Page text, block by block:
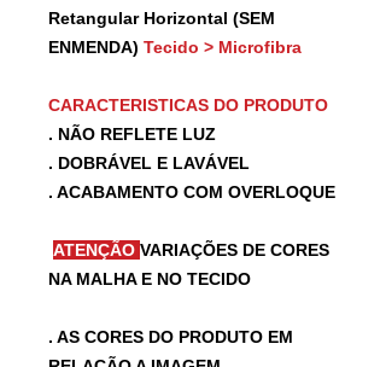
Retangular Horizontal (SEM
ENMENDA) Tecido > Microfibra
CARACTERISTICAS DO PRODUTO
. NÃO REFLETE LUZ
. DOBRÁVEL E LAVÁVEL
. ACABAMENTO COM OVERLOQUE
ATENÇÃO VARIAÇÕES DE CORES
NA MALHA E NO TECIDO
. AS CORES DO PRODUTO EM